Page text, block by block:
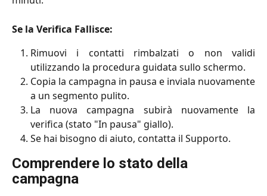
Se la Verifica Fallisce:
Rimuovi i contatti rimbalzati o non validi
utilizzando la procedura guidata sullo schermo.
Copia la campagna in pausa e inviala nuovamente
a un segmento pulito.
La nuova campagna subirà nuovamente la
verifica (stato "In pausa" giallo).
Se hai bisogno di aiuto, contatta il Supporto.
Comprendere lo stato della
campagna